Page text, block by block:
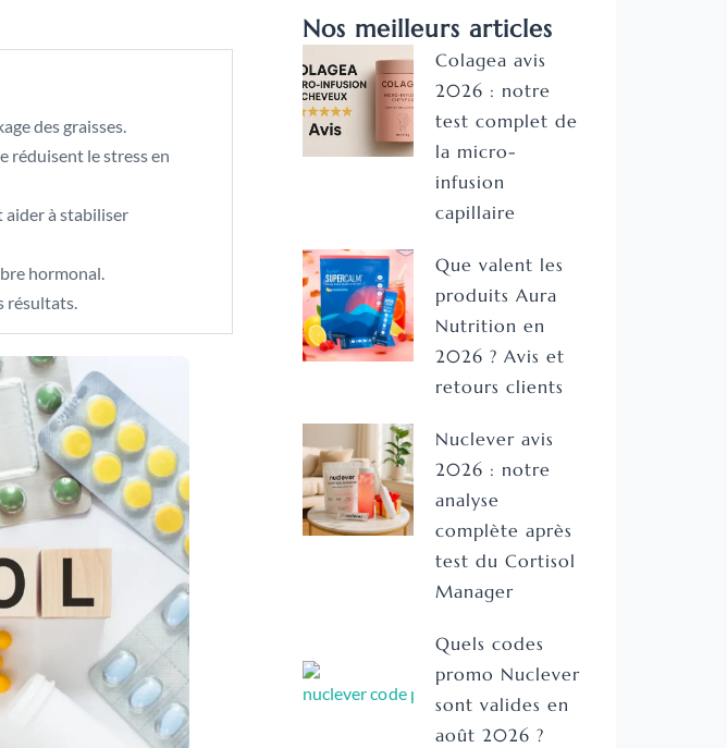
des graisses.
réduisent le stress en
aider à stabiliser
hormonal.
résultats.
Nos meilleurs articles
Colagea avis
2026 : notre
test complet de
la micro-
infusion
capillaire
Que valent les
produits Aura
Nutrition en
2026 ? Avis et
retours clients
Nuclever avis
2026 : notre
analyse
complète après
test du Cortisol
Manager
Quels codes
promo Nuclever
sont valides en
août 2026 ?